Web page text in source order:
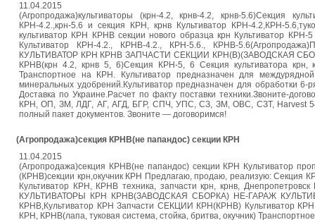
11.04.2015
(Агропродажа)культиваторы (крн-4.2, крнв-4.2, крнв-5.6)Секция
КРН-4.2.,крн-5.6 и секция КРН, крнв Культиватор КРН-4.2,КРН-
культиватор КРН КРНВ секции нового образца крн Культиватор
Культиватор КРН-4.2., КРНВ-4.2., КРН-5.6., КРНВ-
КУЛЬТИВАТОР КРН КРНВ ЗАПЧАСТИ СЕКЦИИ КРН(В)(ЗАВОДСКАЯ
КРНВ(крн 4.2, крнв 5, 6)Секция КРН-5, 6 Секция культиватора крн,
Транспортное на КРН. Культиватор предназначен для
минеральных удобрений.Культиватор предназначен для обработки
Доставка по Украине.Расчет по факту поставки техники.Звоните-
КРН, ОП, ЗМ, ЛДГ, АГ, АГД, БГР, СПЧ, УПС, СЗ, ЗМ, ОВС, СЗТ, Harvest
полный пакет документов. Звоните — договоримся!
(Агропродажа)секция КРНВ(не папандос) секции КРН
11.04.2015
(Агропродажа)секция КРНВ(не папандос) секции КРН Культиватор
(КРНВ)секции крн,окучник КРН Предлагаю, продаю, реализую: Секция
Культиватор КРН, КРНВ техника, запчасти крн, крнв,
КУЛЬТИВАТОРЫ КРН КРНВ(ЗАВОДСКАЯ СБОРКА) НЕ-ГАРАЖ
КРНВ,Культиватор КРН Запчасти СЕКЦИИ КРН(КРНВ) Культиватор
КРН, КРНВ(лапа, туковая система, стойка, бритва, окучник)